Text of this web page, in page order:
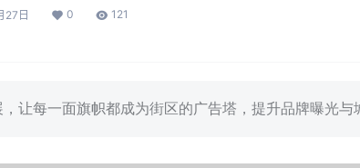
27日 0 121
让每一面旗帜都成为街区的广告塔，提升品牌曝光与